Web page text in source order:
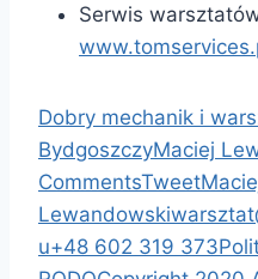
Serwis
Dobry mechanik i
BydgoszczyMaciej
CommentsTweet
Lewandowski
u+48 602 319 373